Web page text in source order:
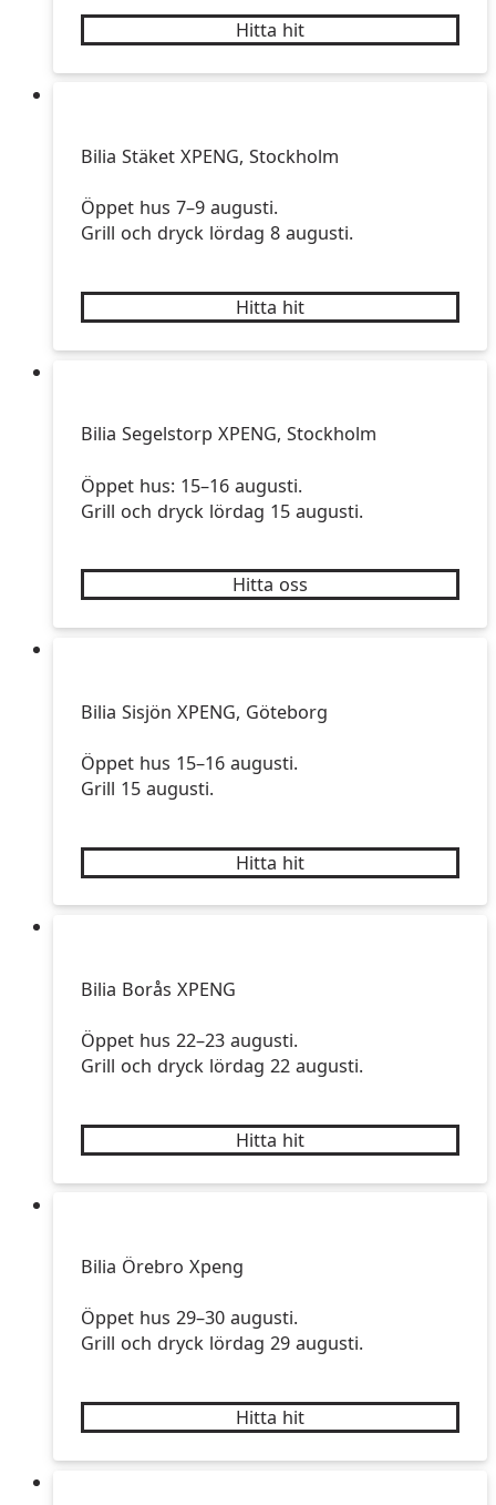
Hitta hit
Bilia Stäket XPENG, Stockholm
Öppet hus 7–9 augusti.
Grill och dryck lördag 8 augusti.
Hitta hit
Bilia Segelstorp XPENG, Stockholm
Öppet hus: 15–16 augusti.
Grill och dryck lördag 15 augusti.
Hitta oss
Bilia Sisjön XPENG, Göteborg
Öppet hus 15–16 augusti.
Grill 15 augusti.
Hitta hit
Bilia Borås XPENG
Öppet hus 22–23 augusti.
Grill och dryck lördag 22 augusti.
Hitta hit
Bilia Örebro Xpeng
Öppet hus 29–30 augusti.
Grill och dryck lördag 29 augusti.
Hitta hit